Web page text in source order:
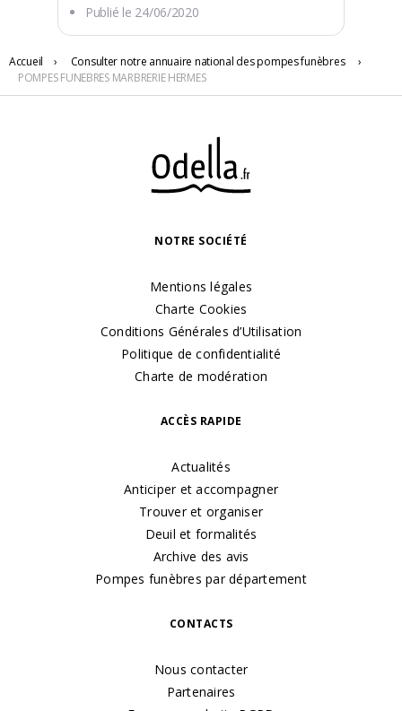
23 RUE GEORGES CLEMENCEAU
27150 Étrépagny
Publié le 24/06/2020
Accueil › Consulter notre annuaire national des pompes funèbres
›
POMPES FUNEBRES MARBRERIE HERMES
NOTRE SOCIÉTÉ
Mentions légales
Charte Cookies
Conditions Générales d’Utilisation
Politique de confidentialité
Charte de modération
ACCÈS RAPIDE
Actualités
Anticiper et accompagner
Trouver et organiser
Deuil et formalités
Archive des avis
Pompes funèbres par département
CONTACTS
Nous contacter
Partenaires